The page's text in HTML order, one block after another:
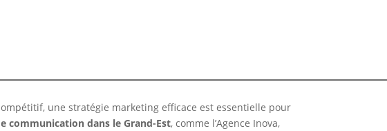
une stratégie marketing efficace est essentielle pour
communication dans le Grand-Est, comme l’Agence Inova,